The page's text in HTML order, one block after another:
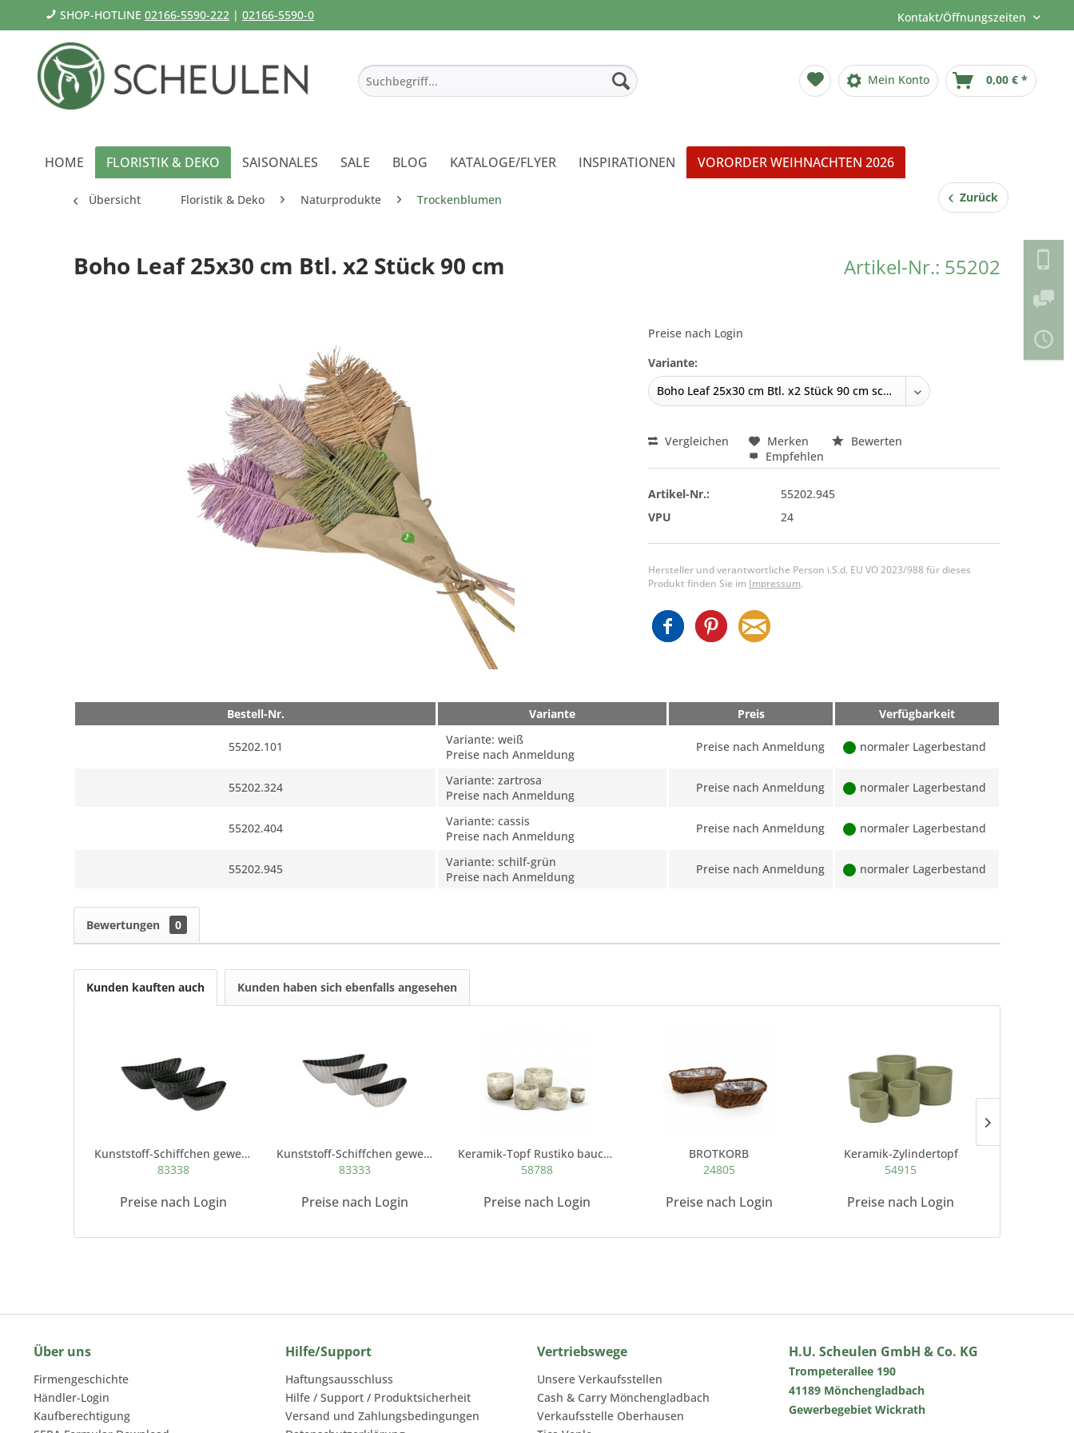
SHOP-HOTLINE 02166-5590-222 | 02166-5590-0 Kontakt/Öffnungszeiten
Mein Konto 0,00 € *
HOME FLORISTIK & DEKO SAISONALES SALE BLOG KATALOGE/FLYER INSPIRATIONEN VORORDER WEIHNACHTEN 2026
Übersicht Floristik & Deko Naturprodukte Trockenblumen Zurück
Artikel-Nr.: 55202
Boho Leaf 25x30 cm Btl. x2 Stück 90 cm
Preise nach Login
Variante:
Vergleichen Merken
Bewerten
Empfehlen
Artikel-Nr.:
55202.945
VPU
24
Hersteller und verantwortliche Person i.S.d. EU VO 2023/988 für dieses
Produkt finden Sie im Impressum.
Bestell-Nr. Variante Preis Verfügbarkeit
55202.101
Variante: weiß
Preise nach Anmeldung
Preise nach Anmeldung normaler Lagerbestand
55202.324
Variante: zartrosa
Preise nach Anmeldung
Preise nach Anmeldung normaler Lagerbestand
55202.404
Variante: cassis
Preise nach Anmeldung
Preise nach Anmeldung normaler Lagerbestand
55202.945
Variante: schilf-grün
Preise nach Anmeldung
Preise nach Anmeldung normaler Lagerbestand
Bewertungen 0
Kunden kauften auch Kunden haben sich ebenfalls angesehen
Kunststoff-Schiffchen gewellt, marble grau
83338
Preise nach Login
Kunststoff-Schiffchen gewellt, silber antik
83333
Preise nach Login
Keramik-Topf Rustiko bauchig
58788
Preise nach Login
BROTKORB
24805
Preise nach Login
Keramik-Zylindertopf
54915
Preise nach Login
Über uns
Firmengeschichte
Händler-Login
Kaufberechtigung
Hilfe/Support
Haftungsausschluss
Hilfe / Support / Produktsicherheit
Versand und Zahlungsbedingungen
Vertriebswege
Unsere Verkaufsstellen
Cash & Carry Mönchengladbach
Verkaufsstelle Oberhausen
H.U. Scheulen GmbH & Co. KG
Trompeterallee 190
41189 Mönchengladbach
Gewerbegebiet Wickrath